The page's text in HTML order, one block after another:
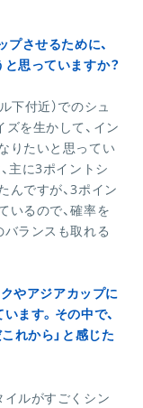
させるために、
思っていますか？
下付近）でのシュ
を生かして、イン
りたいと思ってい
主に3ポイントシ
んですが、3ポイン
いるので、確率を
バランスも取れる
やアジアカップに
ます。その中で、
れから」と感じた
イルがすごくシン